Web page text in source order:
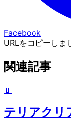
Facebook
URLをコピーしま
関連記事
📱
テリアクリ